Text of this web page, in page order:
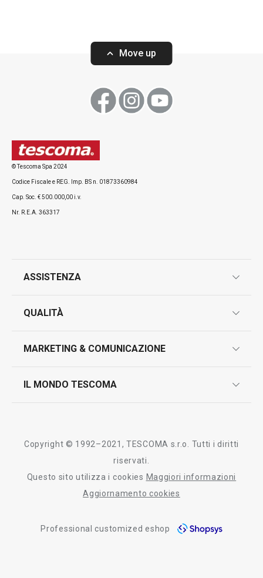
Move up
© Tescoma Spa 2024
Codice Fiscale e REG. Imp. BS n. 01873360984
Cap. Soc. € 500.000,00 i.v.
Nr. R.E.A. 363317
ASSISTENZA
contatti
QUALITÀ
test sui prodotti
MARKETING & COMUNICAZIONE
IL MONDO TESCOMA
Tescoma nel mondo
informativa whistleblowing
Copyright © 1992–2021, TESCOMA s.r.o. Tutti i diritti
riservati.
Questo sito utilizza i cookies Maggiori informazioni
Aggiornamento cookies
Professional customized eshop